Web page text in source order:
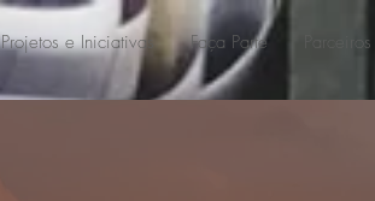
Projetos e Iniciativas Faça Parte Parceiros